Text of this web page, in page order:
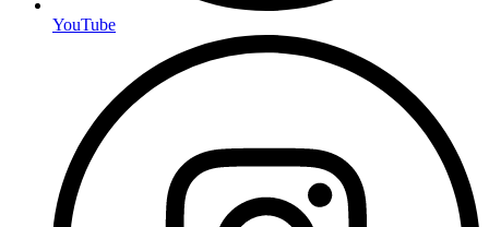
YouTube